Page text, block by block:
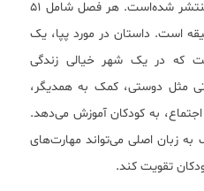
است که تا کنون ۴ فصل از آن منتشر شده‌است. هر فصل شامل ۵1
مدت زمان حدود ۵ دقیقه است. داستان در مورد پپا، یک
که در یک شهر خیالی زندگی
مثل دوستی، کمک به همدیگر،
اجتماع، به کودکان آموزش می‌دهد.
به زبان اصلی می‌تواند مهارت‌های
تقویت کند.